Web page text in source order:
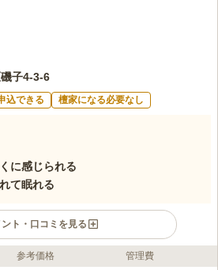
子4-3-6
込できる 檀家になる必要なし
に感じられる
て眠れる
ント・口コミを見る
参考価格 管理費